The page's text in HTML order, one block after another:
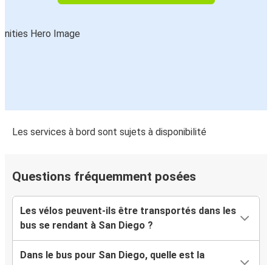
Les services à bord sont sujets à disponibilité
Questions fréquemment posées
Les vélos peuvent-ils être transportés dans les
bus se rendant à San Diego ?
Dans le bus pour San Diego, quelle est la